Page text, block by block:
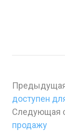
Предыдущая
доступен
Следующая
продажу